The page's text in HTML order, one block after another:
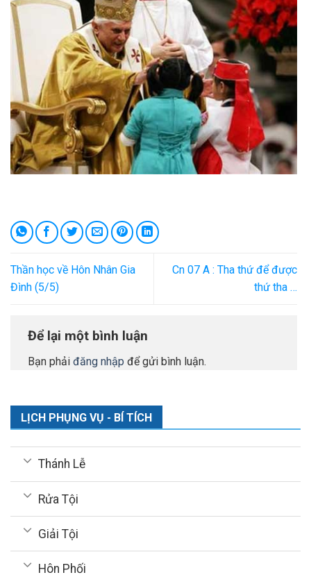
Thần học về Hôn Nhân Gia
Đình (5/5)
Cn 07 A : Tha thứ để được
thứ tha …
Để lại một bình luận
Bạn phải đăng nhập để gửi bình luận.
LỊCH PHỤNG VỤ - BÍ TÍCH
Thánh Lễ
Rửa Tội
Giải Tội
Hôn Phối